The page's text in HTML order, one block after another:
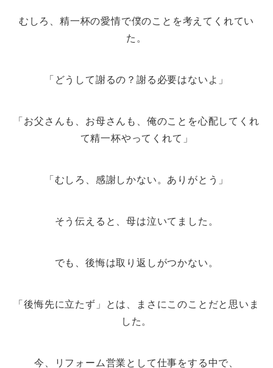
むしろ、精一杯の愛情で僕のことを考えてくれてい
た。
「どうして謝るの？謝る必要はないよ」
「お父さんも、お母さんも、俺のことを心配してくれ
て精一杯やってくれて」
「むしろ、感謝しかない。ありがとう」
そう伝えると、母は泣いてました。
でも、後悔は取り返しがつかない。
「後悔先に立たず」とは、まさにこのことだと思いま
した。
今、リフォーム営業として仕事をする中で、